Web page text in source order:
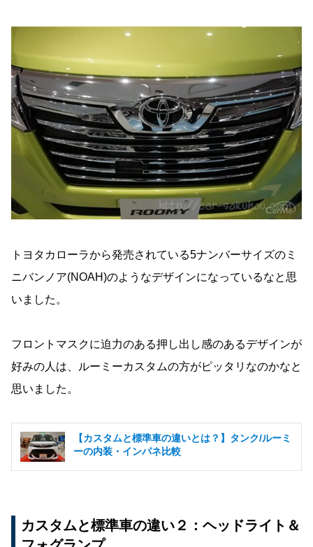
トヨタカローラから発売されている5ナンバーサイズのミ
ニバンノア(NOAH)のようなデザインになっているなと思
いました。
フロントマスクに迫力のある押し出し感のあるデザインが
好みの人は、ルーミーカスタムの方がピッタリなのかなと
思いました。
【カスタムと標準車の違いとは？】タンク/ルーミ
ーの内装・インパネ比較
カスタムと標準車の違い２：ヘッドライト＆